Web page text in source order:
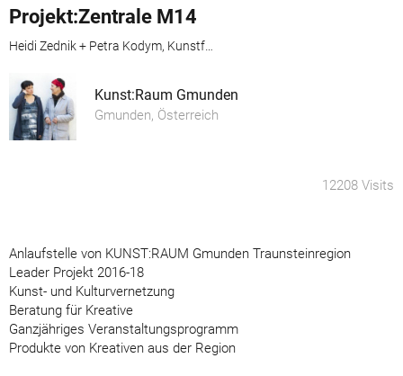
Projekt:Zentrale M14
Kunst:Raum Gmunden
Gmunden, Österreich
12208 Visits
Anlaufstelle von KUNST:RAUM Gmunden Traunsteinregion
Leader Projekt 2016-18
Kunst- und Kulturvernetzung
Beratung für Kreative
Ganzjähriges Veranstaltungsprogramm
Produkte von Kreativen aus der Region